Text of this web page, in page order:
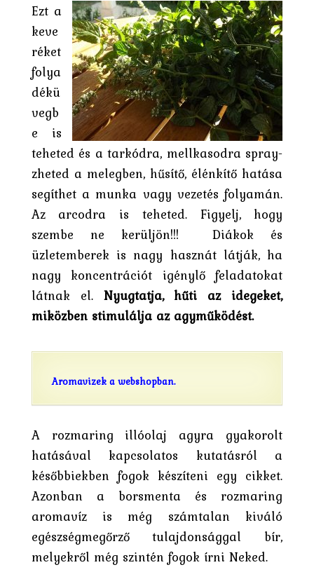
Ezt a
keve
réket
folya
dékü
vegb
e is
teheted és a tarkódra, mellkasodra spray-
zheted a melegben, hűsítő, élénkítő hatása
segíthet a munka vagy vezetés folyamán.
Az arcodra is teheted. Figyelj, hogy
szembe ne kerüljön!!! Diákok és
üzletemberek is nagy hasznát látják, ha
nagy koncentrációt igénylő feladatokat
látnak el. Nyugtatja, hűti az idegeket,
miközben stimulálja az agyműködést.
Aromavizek a webshopban.
A rozmaring illóolaj agyra gyakorolt
hatásával kapcsolatos kutatásról a
későbbiekben fogok készíteni egy cikket.
Azonban a borsmenta és rozmaring
aromavíz is még számtalan kiváló
egészségmegőrző tulajdonsággal bír,
melyekről még szintén fogok írni Neked.